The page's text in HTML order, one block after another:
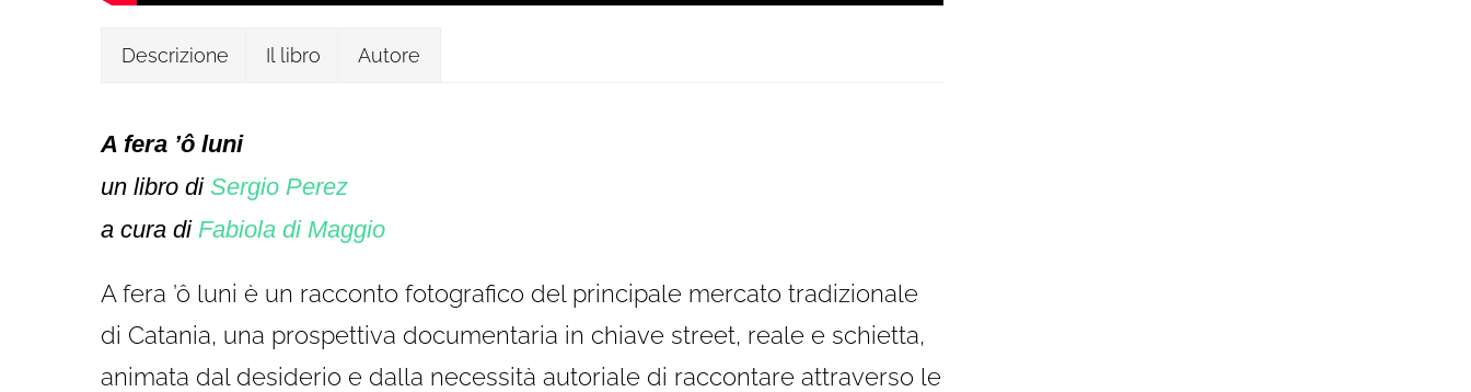
Descrizione Il libro Autore
A fera ’ô luni
un libro di Sergio Perez
a cura di Fabiola di Maggio
A fera ’ô luni è un racconto fotografico del principale mercato tradizionale
di Catania, una prospettiva documentaria in chiave street, reale e schietta,
animata dal desiderio e dalla necessità autoriale di raccontare attraverso le